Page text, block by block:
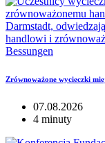
Bessungen
Zrównoważone wycieczki
07.08.2026
4 minuty